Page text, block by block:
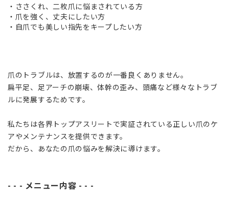
・ささくれ、二枚爪に悩まされている方
・爪を強く、丈夫にしたい方
・自爪でも美しい指先をキープしたい方
爪のトラブルは、放置するのが一番良くありません。
扁平足、足アーチの崩壊、体幹の歪み、頭痛など様々なトラブ
ルに発展するためです。
私たちは各界トップアスリートで実証されている正しい爪のケ
アやメンテナンスを提供できます。
だから、あなたの爪の悩みを解決に導けます。
- - - メニュー内容 - - -